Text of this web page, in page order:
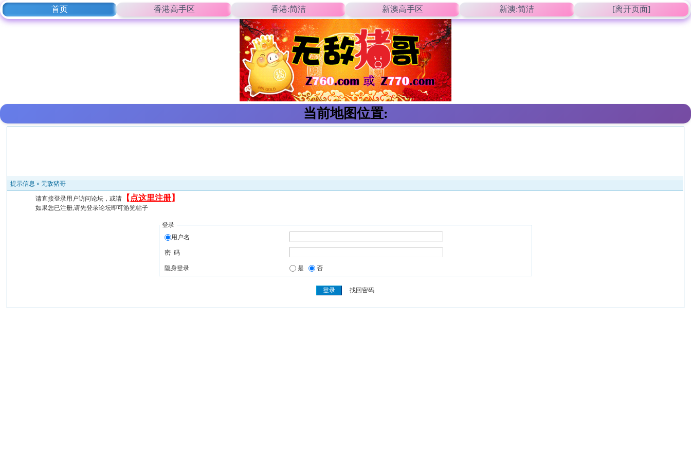
首页 香港高手区 香港:简洁 新澳高手区 新澳:简洁 [离开页面]
当前地图位置:
提示信息 »无敌猪哥
请直接登录用户访问论坛，或请 【 点这里注册】
如果您已注册,请先登录论坛即可游览帖子
登录
用户名
密 码
隐身登录 是 否
找回密码